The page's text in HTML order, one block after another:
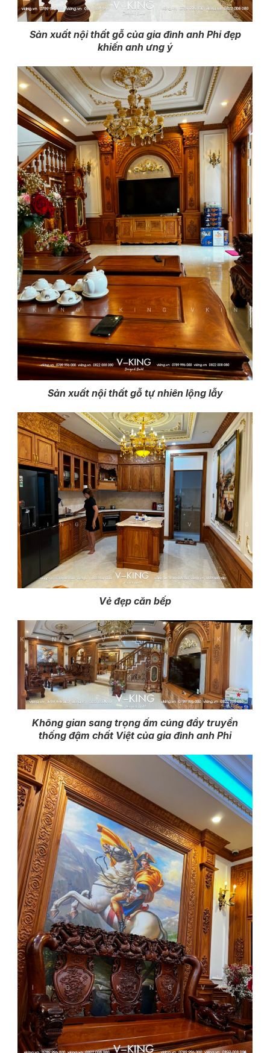
Sản xuất nội thất gỗ của gia đình anh Phi đẹp
khiến anh ưng ý
Sản xuất nội thất gỗ tự nhiên lộng lẫy
Vẻ đẹp căn bếp
Không gian sang trọng ấm cúng đầy truyền
thống đậm chất Việt của gia đình anh Phi